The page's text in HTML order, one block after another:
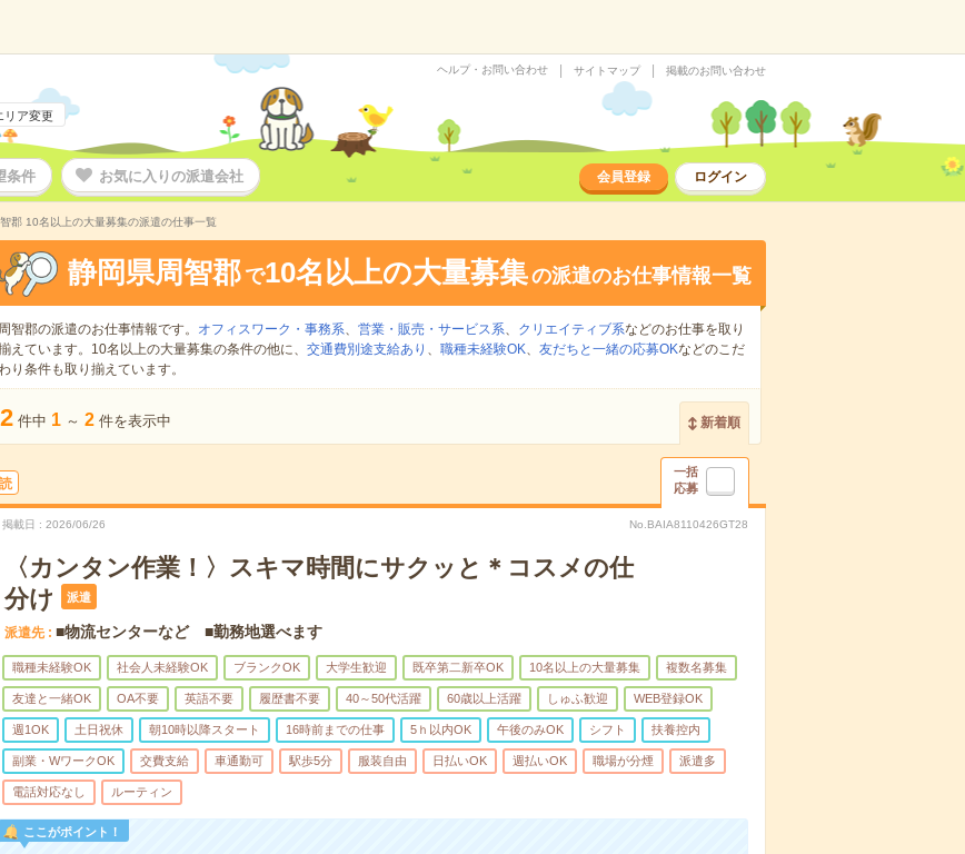
リア変更
ヘルプ・お問い合わせ サイトマップ 掲載のお問い合わせ
条件 お気に入りの派遣会社 会員登録 ログイン
郡 10名以上の大量募集の派遣の仕事一覧
静岡県周智郡 で10名以上の大量募集の派遣のお仕事情報一覧
周智郡の派遣のお仕事情報です。 オフィスワーク・事務系、 営業・販売・サービス系、 クリエイティブ系などのお仕事を取り
えています。10名以上の大量募集の条件の他に、 交通費別途支給あり 、 職種未経験OK、 友だちと一緒の応募OKなどのこだ
り条件も取り揃えています。
2 件中 1 ～ 2 件を表示中 新着順
一括
応募
掲載日 2026/06/26 No.BAIA8110426GT28
〈カンタン作業！〉スキマ時間にサクッと＊コスメの仕
分け
派遣
派遣先 ■物流センターなど ■勤務地選べます
職種未経験OK 社会人未経験OK ブランクOK 大学生歓迎 既卒第二新卒OK 10名以上の大量募集 複数名募集
友達と一緒OK OA不要 英語不要 履歴書不要 40～50代活躍 60歳以上活躍 しゅふ歓迎 WEB登録OK
週1OK 土日祝休 朝10時以降スタート 16時前までの仕事 5ｈ以内OK 午後のみOK シフト 扶養控内
副業・WワークOK 交費支給 車通勤可 駅歩5分 服装自由 日払いOK 週払いOK 職場が分煙 派遣多
電話対応なし ルーティン
ここがポイント！